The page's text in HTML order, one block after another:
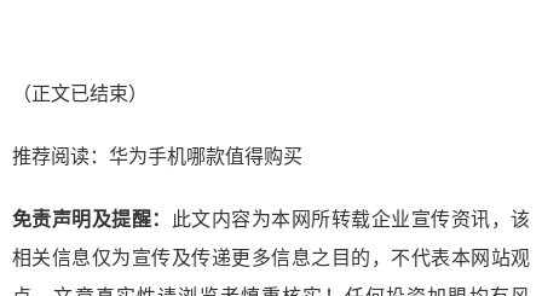
（正文已结束）
推荐阅读： 华为手机哪款值得购买
免责声明及提醒：
此文内容为本网所转载企业宣传资讯，该
相关信息仅为宣传及传递更多信息之目的，不代表本网站观